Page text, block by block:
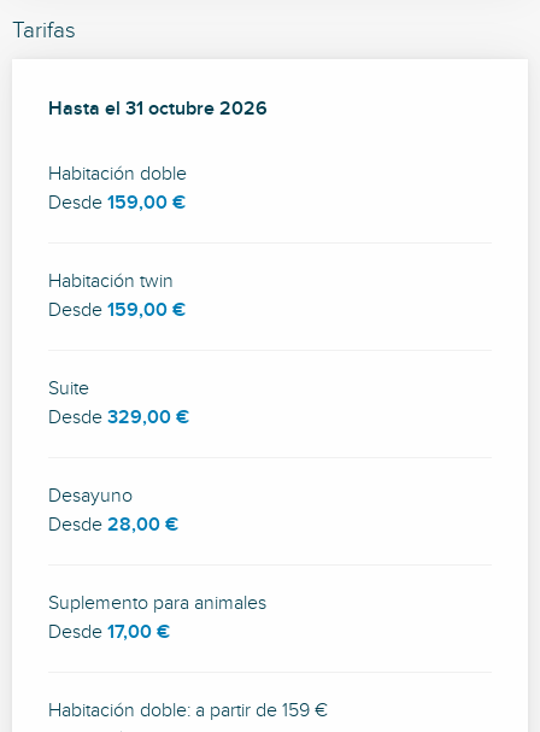
Tarifas
Desde 1 enero 2026hasta
Hasta el 31 octubre 2026
Habitación doble
Desde 159,00 €
Habitación twin
Desde 159,00 €
Suite
Desde 329,00 €
Desayuno
Desde 28,00 €
Suplemento para animales
Desde 17,00 €
Habitación doble: a partir de 159 €